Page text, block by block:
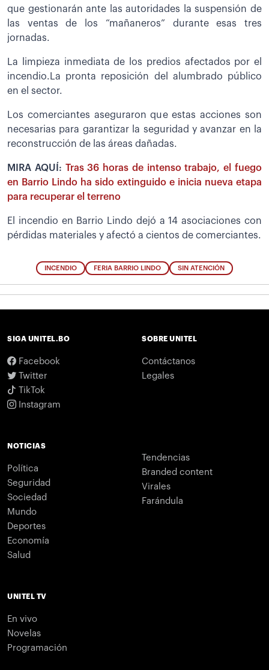
que gestionarán ante las autoridades la suspensión de
las ventas de los “mañaneros” durante esas tres
jornadas.
La limpieza inmediata de los predios afectados por el
incendio.La pronta reposición del alumbrado público
en el sector.
Los comerciantes aseguraron que estas acciones son
necesarias para garantizar la seguridad y avanzar en la
reconstrucción de las áreas dañadas.
MIRA AQUÍ: Tras 36 horas de intenso trabajo, el fuego
en Barrio Lindo ha sido extinguido e inicia nueva etapa
para recuperar el terreno
El incendio en Barrio Lindo dejó a 14 asociaciones con
pérdidas materiales y afectó a cientos de comerciantes.
INCENDIO FERIA BARRIO LINDO SIN ATENCIÓN
SIGA UNITEL.BO
Facebook
Twitter
TikTok
Instagram
SOBRE UNITEL
Contáctanos
Legales
NOTICIAS
Política
Seguridad
Sociedad
Mundo
Deportes
Economía
Salud
Tendencias
Branded content
Virales
Farándula
UNITEL TV
En vivo
Novelas
Programación